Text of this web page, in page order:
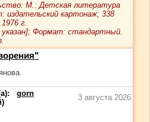
М.: Детская литература
издательский картонаж; 338
г.
указан]; Формат: стандартный.
gorn
3 августа 2026